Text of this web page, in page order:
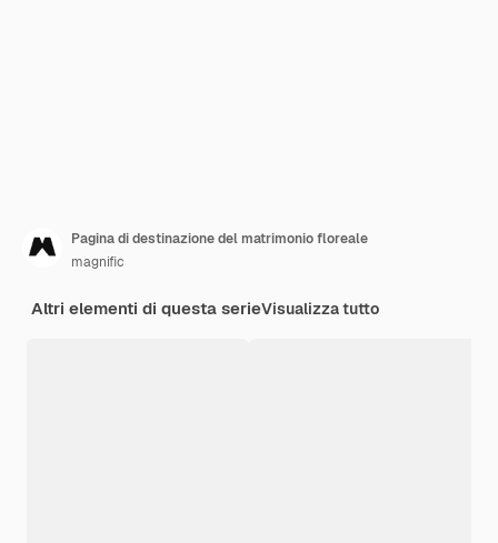
Pagina di destinazione del matrimonio floreale
magnific
Altri elementi di questa serieVisualizza tutto